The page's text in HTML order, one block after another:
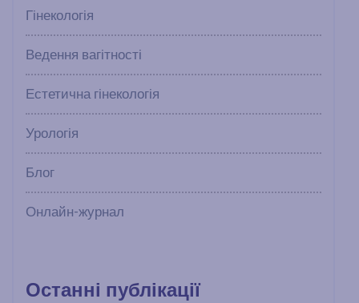
Гінекологія
Ведення вагітності
Естетична гінекологія
Урологія
Блог
Онлайн-журнал
Останні публікації